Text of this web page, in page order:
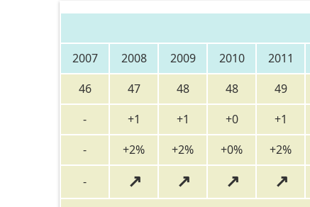
2007
2008 2009 2010 2011
46
47 48 48 49
-
+1 +1 +0 +1
-
+2% +2% +0% +2%
- ↗ ↗ ↗ ↗